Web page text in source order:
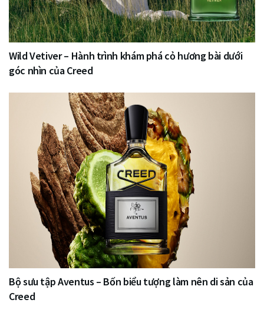
Wild Vetiver – Hành trình khám phá cỏ hương bài dưới
góc nhìn của Creed
Bộ sưu tập Aventus – Bốn biểu tượng làm nên di sản của
Creed